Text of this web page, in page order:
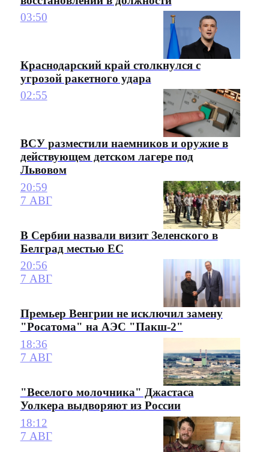
03:50
Краснодарский край столкнулся с
угрозой ракетного удара
02:55
ВСУ разместили наемников и оружие в
действующем детском лагере под
Львовом
20:59
7 АВГ
В Сербии назвали визит Зеленского в
Белград местью ЕС
20:56
7 АВГ
Премьер Венгрии не исключил замену
"Росатома" на АЭС "Пакш-2"
18:36
7 АВГ
"Веселого молочника" Джастаса
Уолкера выдворяют из России
18:12
7 АВГ